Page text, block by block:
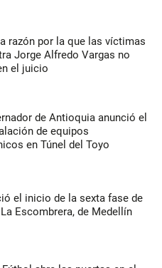
razón por la que las víctimas
Jorge Alfredo Vargas no
el juicio
de Antioquia anunció el
de equipos
en Túnel del Toyo
el inicio de la sexta fase de
Escombrera, de Medellín